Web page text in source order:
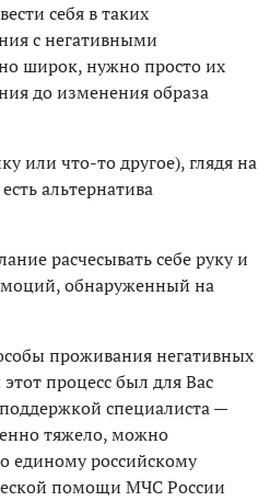
себя в таких
с негативными
широк, нужно просто их
до изменения образа
или что-то другое), глядя на
альтернатива
расчесывать себе руку и
обнаруженный на
проживания негативных
процесс был для Вас
специалиста —
тяжело, можно
единому российскому
помощи МЧС России